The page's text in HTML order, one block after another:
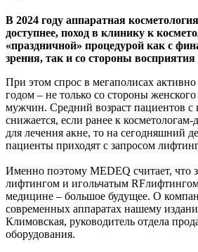
В 2024 году аппаратная
доступнее, поход в клинику к
«праздничной» процедурой как с
зрения, так и со стороны
При этом спрос в мегаполисах
годом – не только со стороны
мужчин. Средний возраст пациентов
снижается, если ранее к
для лечения акне, то на сегодняшний
пациенты приходят с запросом
Именно поэтому MEDEQ считает, что
лифтингом и игольчатым RFлифтингом
медицине – большое будущее. О
современных аппаратах нашему
Климовская, руководитель отдела
оборудования.